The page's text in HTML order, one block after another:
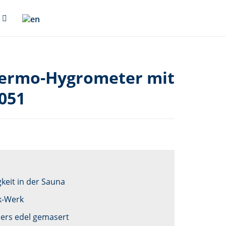
Hygrometer mit
in der Sauna
Werk
edel gemasert